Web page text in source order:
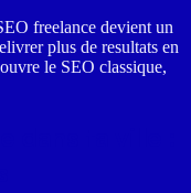
freelance devient un
plus de resultats en
le SEO classique,